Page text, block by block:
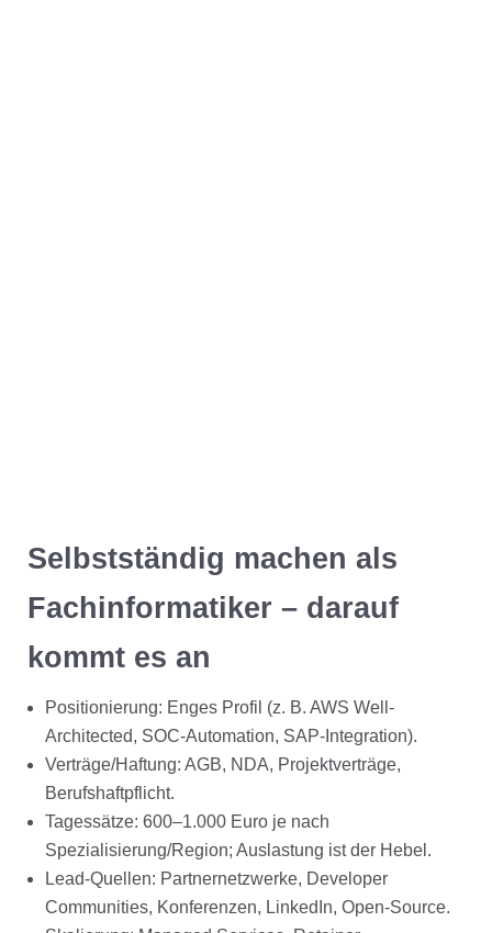
Selbstständig machen als
Fachinformatiker – darauf
kommt es an
Positionierung: Enges Profil (z. B. AWS Well-
Architected, SOC-Automation, SAP-Integration).
Verträge/Haftung: AGB, NDA, Projektverträge,
Berufshaftpflicht.
Tagessätze: 600–1.000 Euro je nach
Spezialisierung/Region; Auslastung ist der Hebel.
Lead-Quellen: Partnernetzwerke, Developer
Communities, Konferenzen, LinkedIn, Open-Source.